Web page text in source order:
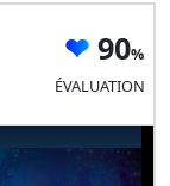
90
ÉVALUATION